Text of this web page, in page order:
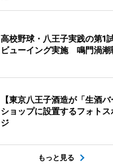
高校野球・八王子実践の第1
ビューイング実施 鳴門渦潮
【東京八王子酒造が「生酒バ
ショップに設置するフォト
ジ
もっと見る